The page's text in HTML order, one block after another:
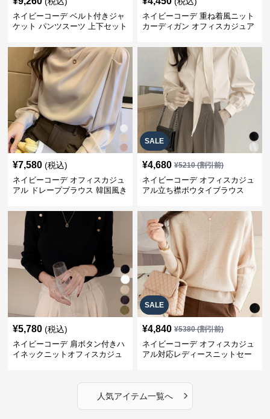
ネイビーコーデ ベルト付きジャ
ケット パンツスーツ 上下セット
ネイビーコーデ 重ね着風ニット
カーディガン オフィスカジュア
¥7,580 (税込)
ネイビーコーデ オフィスカジュ
アル ドレープブラウス 韓国風き
SALE
¥4,680 ¥5210(割引前)
ネイビーコーデ オフィスカジュ
アル立ち襟ボウタイブラウス
¥5,780 (税込)
ネイビーコーデ 肩ボタン付きハ
イネックニットオフィスカジュ
SALE
¥4,840 ¥5380(割引前)
ネイビーコーデ オフィスカジュ
アル対応レディースニットセー
人気アイテム一覧へ ›